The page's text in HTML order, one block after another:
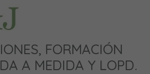
FORMACIÓN
A MEDIDA Y LOPD.